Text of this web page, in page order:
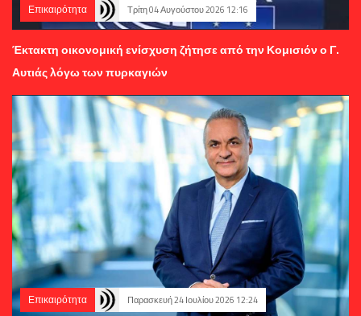
Επικαιρότητα Τρίτη 04 Αυγούστου 2026 12:16
Έκτακτη οικονομική ενίσχυση ζήτησε από την Κομισιόν ο Γ.
Αυτιάς λόγω των πυρκαγιών
Επικαιρότητα Παρασκευή 24 Ιουλίου 2026 12:24